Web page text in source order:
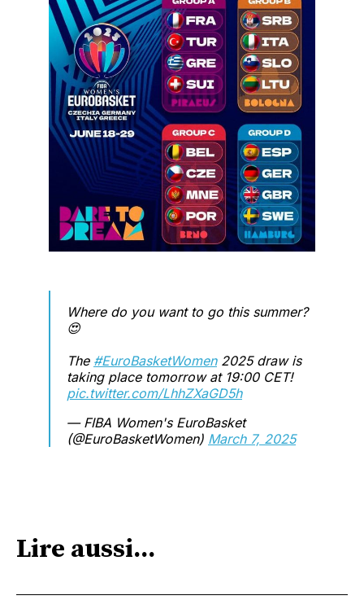
Where do you want to go this summer?
😍
The #EuroBasketWomen2025 draw is
taking place tomorrow at 19:00 CET!
pic.twitter.com/LhhZXaGD5h
— FIBA Women's EuroBasket
(@EuroBasketWomen) March 7, 2025
Lire aussi...